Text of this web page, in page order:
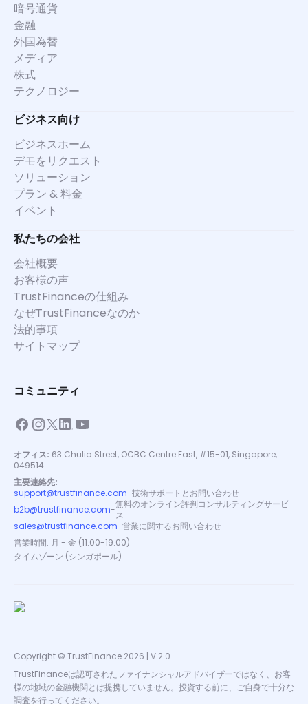
暗号通貨
金融
外国為替
メディア
株式
テクノロジー
ビジネス向け
ビジネスホーム
デモをリクエスト
ソリューション
プラン & 料金
イベント
私たちの会社
会社概要
お客様の声
TrustFinanceの仕組み
なぜTrustFinanceなのか
法的事項
サイトマップ
コミュニティ
オフィス: 63 Chulia Street, OCBC Centre East, #15-01, Singapore,
049514
主要連絡先:
support@trustfinance.com-技術サポートとお問い合わせ
b2b@trustfinance.com-無料のオンライン評判コンサルティングサービ
ス
sales@trustfinance.com-営業に関するお問い合わせ
営業時間: 月 - 金 (11:00-19:00)
タイムゾーン (シンガポール)
Copyright © TrustFinance 2026 | V.2.0
TrustFinanceは認可されたファイナンシャルアドバイザーではなく、お客
様の地域の金融機関とは提携していません。投資する前に、ご自身で十分な
調査を行ってください。